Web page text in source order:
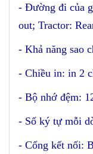
- Đường đi của
out; Tractor:
- Khả năng sao
- Chiều in: in 2
- Bộ nhớ đệm:
- Số ký tự mỗi
- Cổng kết nối: